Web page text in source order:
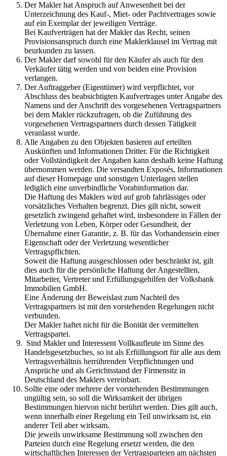
Der Makler hat Anspruch auf Anwesenheit bei der
Unterzeichnung des Kauf-, Miet- oder Pachtvertrages sowie
auf ein Exemplar der jeweiligen Verträge.
Bei Kaufverträgen hat der Makler das Recht, seinen
Provisionsanspruch durch eine Maklerklausel im Vertrag mit
beurkunden zu lassen.
Der Makler darf sowohl für den Käufer als auch für den
Verkäufer tätig werden und von beiden eine Provision
verlangen.
Der Auftraggeber (Eigentümer) wird verpflichtet, vor
Abschluss des beabsichtigten Kaufvertrages unter Angabe des
Namens und der Anschrift des vorgesehenen Vertragspartners
bei dem Makler rückzufragen, ob die Zuführung des
vorgesehenen Vertragspartners durch dessen Tätigkeit
veranlasst wurde.
Alle Angaben zu den Objekten basieren auf erteilten
Auskünften und Informationen Dritter. Für die Richtigkeit
oder Vollständigkeit der Angaben kann deshalb keine Haftung
übernommen werden. Die versandten Exposés, Informationen
auf dieser Homepage und sonstigen Unterlagen stellen
lediglich eine unverbindliche Vorabinformation dar.
Die Haftung des Maklers wird auf grob fahrlässiges oder
vorsätzliches Verhalten begrenzt. Dies gilt nicht, soweit
gesetzlich zwingend gehaftet wird, insbesondere in Fällen der
Verletzung von Leben, Körper oder Gesundheit, der
Übernahme einer Garantie, z. B. für das Vorhandensein einer
Eigenschaft oder der Verletzung wesentlicher
Vertragspflichten.
Soweit die Haftung ausgeschlossen oder beschränkt ist, gilt
dies auch für die persönliche Haftung der Angestellten,
Mitarbeiter, Vertreter und Erfüllungsgehilfen der Volksbank
Immobilien GmbH.
Eine Änderung der Beweislast zum Nachteil des
Vertragspartners ist mit den vorstehenden Regelungen nicht
verbunden.
Der Makler haftet nicht für die Bonität der vermittelten
Vertragspartei.
Sind Makler und Interessent Vollkaufleute im Sinne des
Handelsgesetzbuches, so ist als Erfüllungsort für alle aus dem
Vertragsverhältnis herrührenden Verpflichtungen und
Ansprüche und als Gerichtsstand der Firmensitz in
Deutschland des Maklers vereinbart.
Sollte eine oder mehrere der vorstehenden Bestimmungen
ungültig sein, so soll die Wirksamkeit der übrigen
Bestimmungen hiervon nicht berührt werden. Dies gilt auch,
wenn innerhalb einer Regelung ein Teil unwirksam ist, ein
anderer Teil aber wirksam.
Die jeweils unwirksame Bestimmung soll zwischen den
Parteien durch eine Regelung ersetzt werden, die den
wirtschaftlichen Interessen der Vertragsparteien am nächsten